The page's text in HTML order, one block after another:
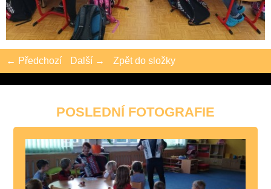
← Předchozí Další → Zpět do složky
POSLEDNÍ FOTOGRAFIE